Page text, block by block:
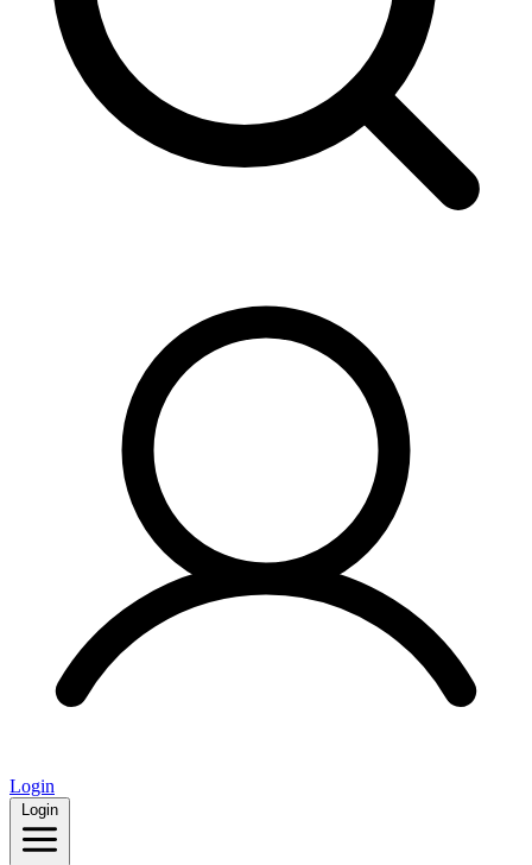
Login
Login